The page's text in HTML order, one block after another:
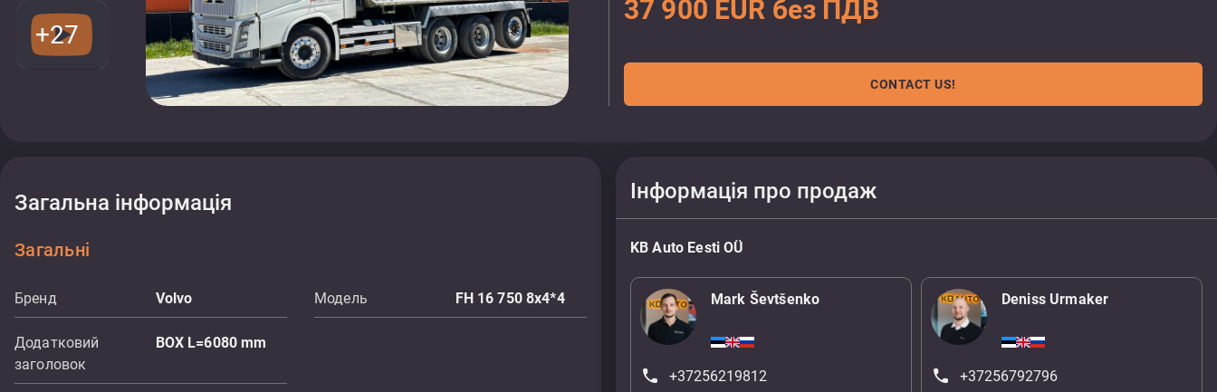
+27
37 900 EUR без ПДВ
CONTACT US!
Загальна інформація
Загальні
Бренд Volvo Модель FH 16 750 8x4*4
Додатковий
заголовок
BOX L=6080 mm
Інформація про продаж
KB Auto Eesti OÜ
Mark Ševtšenko
+37256219812
Deniss Urmaker
+37256792796